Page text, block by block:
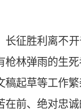
征胜利离不
林弹雨的生
起草等工作繁
前、绝对忠